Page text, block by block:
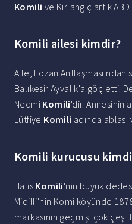
Komili ve Kırlangıç artık
Komili ailesi kimdir?
Aile, Lozan
Balıkesir Ayvalık'a göç etti.
Necmi Komili'dir. Annesinin
Lütfiye Komili adında ablası
Komili kurucusu
Halis Komili'nin büyük
Midilli'nin Komi köyünde
markasının geçmişi çok